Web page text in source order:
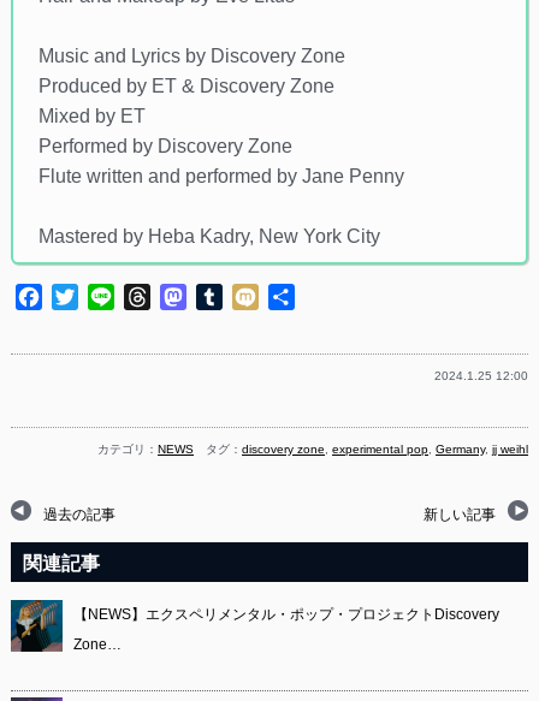
Music and Lyrics by Discovery Zone
Produced by ET & Discovery Zone
Mixed by ET
Performed by Discovery Zone
Flute written and performed by Jane Penny
Mastered by Heba Kadry, New York City
Facebook
TwitterLine ThreadsMastodon
Tumblr
Mixi
2024.1.25 12:00
カテゴリ：NEWS タグ：discovery zone ,experimental pop ,Germany,jj weihl
過去の記事 新しい記事
関連記事
【NEWS】エクスペリメンタル・ポップ・プロジェクトDiscovery
Zone…